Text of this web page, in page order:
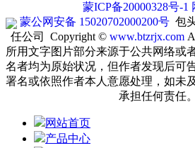
蒙ICP备20000328号-1
蒙公网安备 15020702000200号 包
任公司 Copyright © www.btzrjx.com
所用文字图片部分来源于公共网络或
名者均为原始状况，但作者发现后可
署名或依照作者本人意愿处理，如未
承担任何责任。
网站首页
产品中心